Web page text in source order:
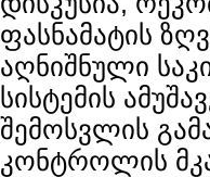
ფასნამატის
აღნიშნული
სისტემის
შემოსვლის
კონტროლის